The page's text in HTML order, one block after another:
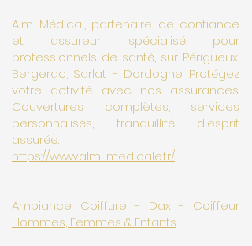
Alm Médical, partenaire de confiance
et assureur spécialisé pour
professionnels de santé, sur Périgueux,
Bergerac, Sarlat - Dordogne. Protégez
votre activité avec nos assurances.
Couvertures complètes, services
personnalisés, tranquillité d'esprit
assurée.
https://www.alm-medicale.fr/
Ambiance Coiffure - Dax - Coiffeur
Hommes, Femmes & Enfants